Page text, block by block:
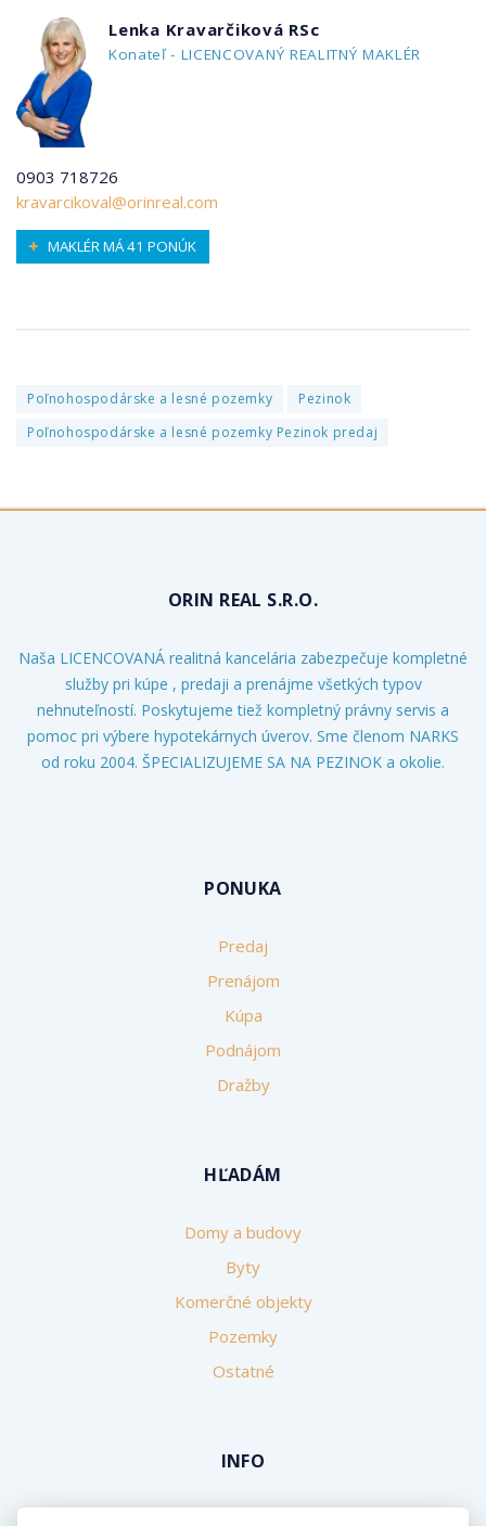
Lenka Kravarčiková RSc
Konateľ - LICENCOVANÝ REALITNÝ MAKLÉR
0903 718726
kravarcikoval@orinreal.com
MAKLÉR MÁ 41 PONÚK
Poľnohospodárske a lesné pozemky
Pezinok
Poľnohospodárske a lesné pozemky Pezinok predaj
ORIN REAL S.R.O.
Naša LICENCOVANÁ realitná kancelária zabezpečuje kompletné
služby pri kúpe , predaji a prenájme všetkých typov
nehnuteľností. Poskytujeme tiež kompletný právny servis a
pomoc pri výbere hypotekárnych úverov. Sme členom NARKS
od roku 2004. ŠPECIALIZUJEME SA NA PEZINOK a okolie.
PONUKA
Predaj
Prenájom
Kúpa
Podnájom
Dražby
HĽADÁM
Domy a budovy
Byty
Komerčné objekty
Pozemky
Ostatné
INFO